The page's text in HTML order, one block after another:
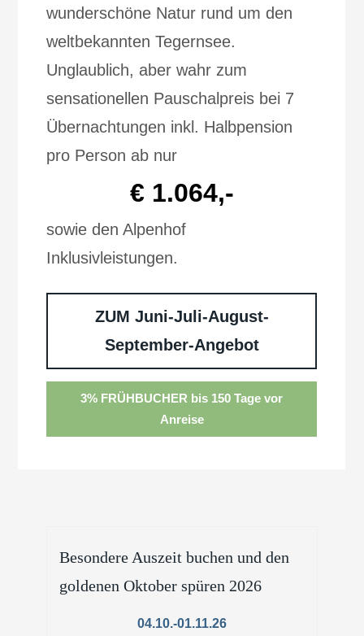
wunderschöne Natur rund um den
weltbekannten Tegernsee.
Unglaublich, aber wahr zum
sensationellen Pauschalpreis bei 7
Übernachtungen inkl. Halbpension
pro Person ab nur
€ 1.064,-
sowie den Alpenhof
Inklusivleistungen.
ZUM Juni-Juli-August-
September-Angebot
3% FRÜHBUCHER bis 150 Tage vor
Anreise
Auszeit buchen und den
Oktober spüren 2026
04.10.-01.11.26
Kennenlern-
November/